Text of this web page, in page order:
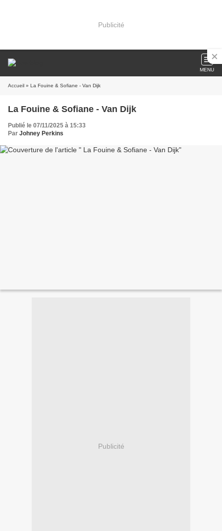
Publicité
MENU
Accueil » La Fouine & Sofiane - Van Dijk
La Fouine & Sofiane - Van Dijk
Publié le 07/11/2025 à 15:33
Par Johney Perkins
Publicité